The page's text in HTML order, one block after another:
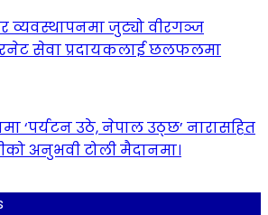
व्यवस्थापनमा जुट्यो वीरगञ्ज
सेवा प्रदायकलाई छलफलमा
‘पर्यटन उठे, नेपाल उठ्छ’ नारासहित
अनुभवी टोली मैदानमा।